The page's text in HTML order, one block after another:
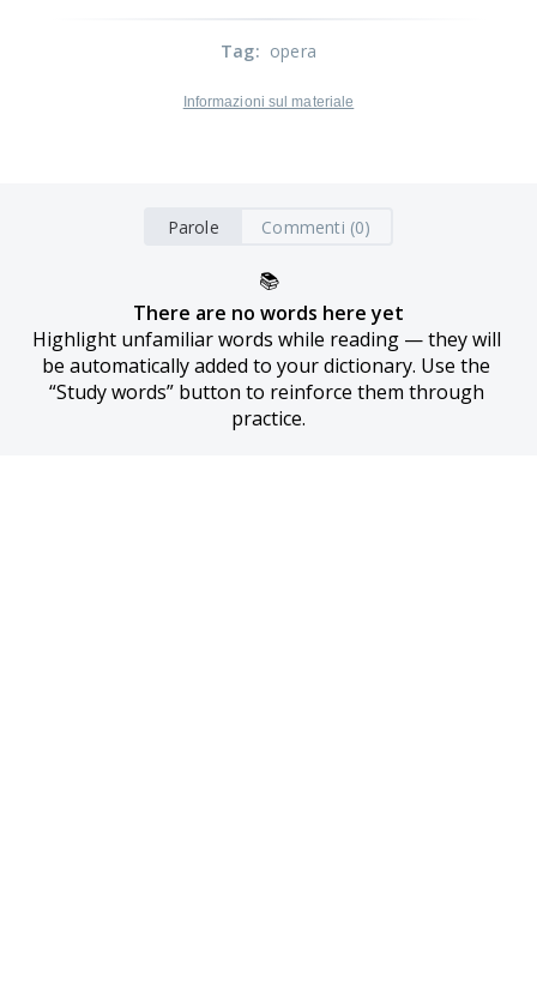
Tag: opera
Informazioni sul materiale
Parole Commenti (0)
📚
There are no words here yet
Highlight unfamiliar words while reading — they will
be automatically added to your dictionary. Use the
“Study words” button to reinforce them through
practice.